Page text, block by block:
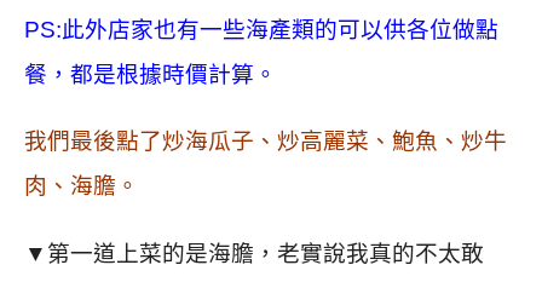
PS:此外店家也有一些海產類的可以供各位做點
餐，都是根據時價計算。
我們最後點了炒海瓜子、炒高麗菜、鮑魚、炒牛
肉、海膽。
▼第一道上菜的是海膽，老實說我真的不太敢